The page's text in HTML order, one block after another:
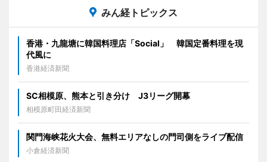
みん経トピックス
香港・九龍塘に韓国料理店「Social」 韓国定番料理を現
代風に
香港経済新聞
SC相模原、熊本と引き分け J3リーグ開幕
相模原町田経済新聞
関門海峡花火大会、無料エリアなしの門司側をライブ配信
小倉経済新聞